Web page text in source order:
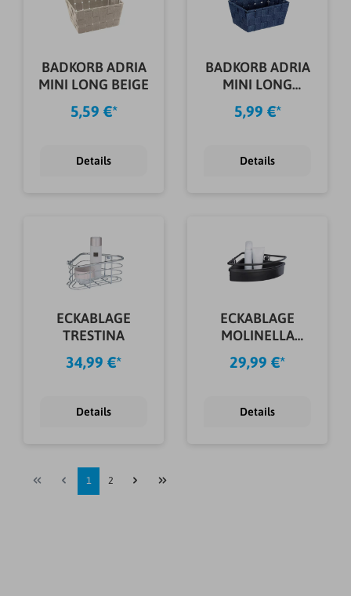
BADKORB ADRIA
MINI LONG BEIGE
5,59 €*
Details
BADKORB ADRIA
MINI LONG
DUNKELBLAU
5,99 €*
Details
ECKABLAGE
TRESTINA
34,99 €*
Details
ECKABLAGE
MOLINELLA
SCHWARZ
29,99 €*
Details
1 2